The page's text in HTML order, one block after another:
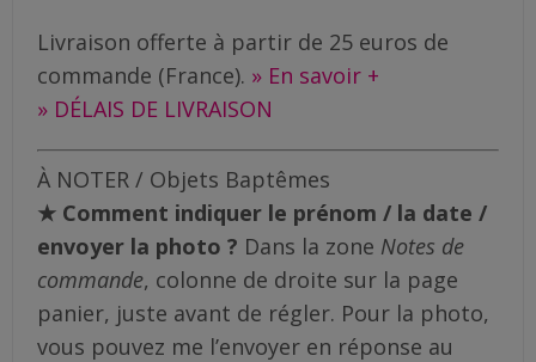
Livraison offerte à partir de 25 euros de
commande (France). » En savoir +
» DÉLAIS DE LIVRAISON
À NOTER / Objets Baptêmes
★ Comment indiquer le prénom / la date /
envoyer la photo ? Dans la zone Notes de
commande, colonne de droite sur la page
panier, juste avant de régler. Pour la photo,
vous pouvez me l’envoyer en réponse au